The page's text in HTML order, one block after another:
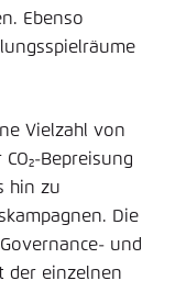
Ebenso
Vielzahl von
Bepreisung
hin zu
Die
und
der einzelnen